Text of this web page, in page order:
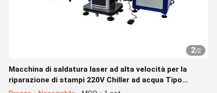
2/2
Macchina di saldatura laser ad alta velocità per la
riparazione di stampi 220V Chiller ad acqua Tipo
esterno